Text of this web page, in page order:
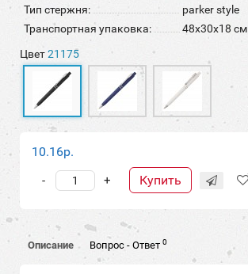
Тип стержня:
parker style
Транспортная упаковка:
48x30x18 см
Цвет21175
10.16р.
+
- Купить
Описание Вопрос - Ответ 0